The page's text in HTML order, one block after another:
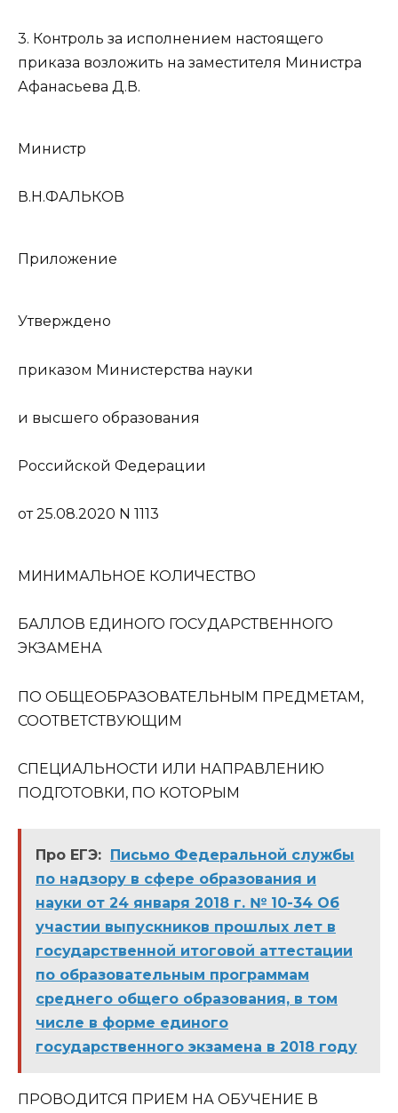
3. Контроль за исполнением настоящего
приказа возложить на заместителя Министра
Афанасьева Д.В.
Министр
В.Н.ФАЛЬКОВ
Приложение
Утверждено
приказом Министерства науки
и высшего образования
Российской Федерации
от 25.08.2020 N 1113
МИНИМАЛЬНОЕ КОЛИЧЕСТВО
БАЛЛОВ ЕДИНОГО ГОСУДАРСТВЕННОГО
ЭКЗАМЕНА
ПО ОБЩЕОБРАЗОВАТЕЛЬНЫМ ПРЕДМЕТАМ,
СООТВЕТСТВУЮЩИМ
СПЕЦИАЛЬНОСТИ ИЛИ НАПРАВЛЕНИЮ
ПОДГОТОВКИ, ПО КОТОРЫМ
Про ЕГЭ: Письмо Федеральной службы
по надзору в сфере образования и
науки от 24 января 2018 г. № 10-34 Об
участии выпускников прошлых лет в
государственной итоговой аттестации
по образовательным программам
среднего общего образования, в том
числе в форме единого
государственного экзамена в 2018 году
ПРОВОДИТСЯ ПРИЕМ НА ОБУЧЕНИЕ В